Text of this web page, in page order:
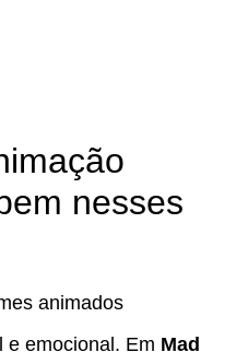
nesses
animados
e emocional. Em Mad